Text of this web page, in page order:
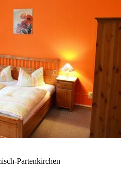
Partenkirchen